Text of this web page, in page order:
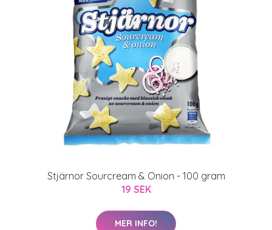
Stjärnor Sourcream & Onion - 100 gram
19 SEK
MER INFO!